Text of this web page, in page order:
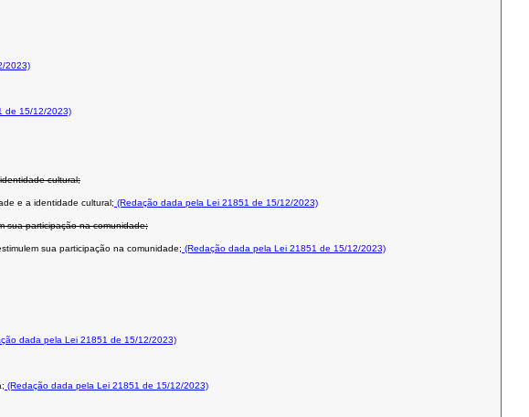
2023)
de 15/12/2023)
cultural;
e a identidade cultural; (Redação dada pela Lei 21851 de 15/12/2023)
sua participação na comunidade;
sua participação na comunidade; (Redação dada pela Lei 21851 de 15/12/2023)
dada pela Lei 21851 de 15/12/2023)
(Redação dada pela Lei 21851 de 15/12/2023)